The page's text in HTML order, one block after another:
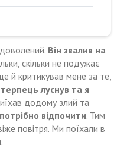
Він звалив на
скільки не подужає
й критикував мене за те,
луснув та я
додому злий та
відпочити. Тим
повітря. Ми поїхали в